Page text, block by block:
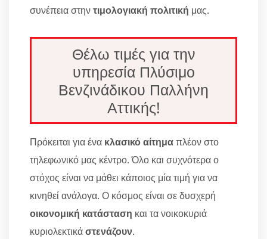
συνέπεια στηντιμολογιακή πολιτική μας.
Θέλω τιμές για την
υπηρεσία Πλύσιμο
Βενζινάδικου Παλλήνη
Αττικής!
Πρόκειται για ένα κλασικό αίτημαπλέον στο
τηλεφωνικό μας κέντρο. Όλο και συχνότερα ο
στόχος είναι να μάθει κάποιος μία τιμή για να
κινηθεί ανάλογα. Ο κόσμος είναι σε δυσχερή
οικονομική κατάσταση και τα νοικοκυριά
κυριολεκτικάστενάζουν.